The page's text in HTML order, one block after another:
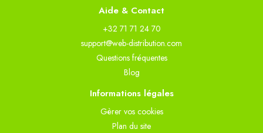
Aide & Contact
+32 71 71 24 70
support@web-distribution.com
Questions fréquentes
Blog
Informations légales
Gèrer vos cookies
Plan du site